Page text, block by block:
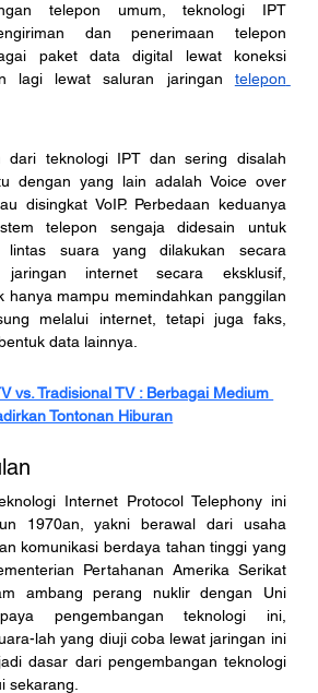
telepon umum, teknologi IPT
dan penerimaan telepon
paket data digital lewat koneksi
lagi lewat saluran jaringan telepon
dari teknologi IPT dan sering disalah
dengan yang lain adalah Voice over
disingkat VoIP. Perbedaan keduanya
telepon sengaja didesain untuk
lintas suara yang dilakukan secara
internet secara eksklusif,
hanya mampu memindahkan panggilan
melalui internet, tetapi juga faks,
data lainnya.
vs. Tradisional TV : Berbagai Medium
Tontonan Hiburan
Internet Protocol Telephony ini
1970an, yakni berawal dari usaha
komunikasi berdaya tahan tinggi yang
Pertahanan Amerika Serikat
ambang perang nuklir dengan Uni
pengembangan teknologi ini,
lah yang diuji coba lewat jaringan ini
dasar dari pengembangan teknologi
sekarang.